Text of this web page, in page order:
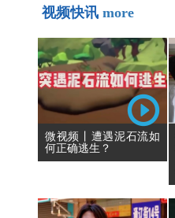
视频快讯 more
微视频丨遭遇泥石流如
何正确逃生？